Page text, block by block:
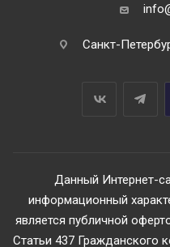
Санкт-
Данный Интернет-
информационный
является публичной
Статьи 437 Гражданского